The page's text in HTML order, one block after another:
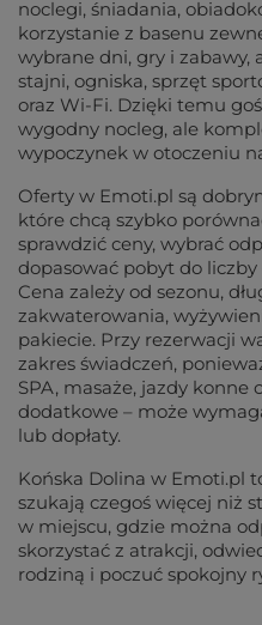
noclegi, śniadania,
korzystanie z basenu
wybrane dni, gry i zabawy,
stajni, ogniska, sprzęt
oraz Wi-Fi. Dzięki temu
wygodny nocleg, ale
wypoczynek w otoczeniu
Oferty w Emoti.pl są
które chcą szybko
sprawdzić ceny, wybrać
dopasować pobyt do
Cena zależy od sezonu,
zakwaterowania,
pakiecie. Przy rezerwacji
zakres świadczeń,
SPA, masaże, jazdy konne
dodatkowe – może
lub dopłaty.
Końska Dolina w Emoti.pl
szukają czegoś więcej niż
w miejscu, gdzie można
skorzystać z atrakcji,
rodziną i poczuć spokojny